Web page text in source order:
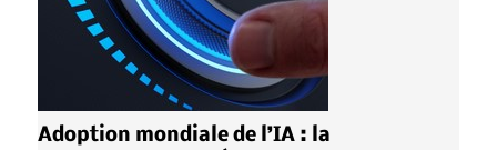
Adoption mondiale de l’IA : la